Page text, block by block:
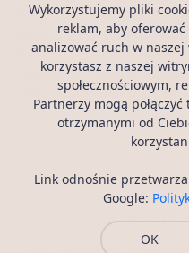
skoncentrowanym na tym,
wzajemnym szacunku,
wsparciu i głębokim,
z wiedzą, że znalazło się
często najwspanialszą,
Artykuły
Polityka
2026 - 40Latki.pl Portal
Wykorzystujemy pliki
reklam, aby
analizować ruch w
korzystasz z naszej
społecznościowym,
Partnerzy mogą
otrzymanymi od
Link odnośnie
Google:
OK